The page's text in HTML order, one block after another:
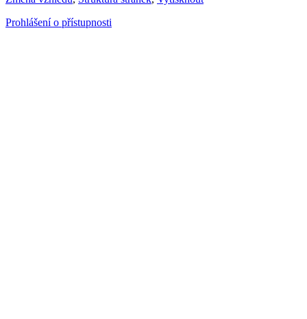
Prohlášení o přístupnosti